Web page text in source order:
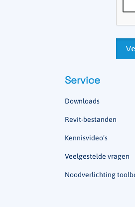
Service
Downloads
Revit-bestanden
Kennisvideo’s
Veelgestelde vragen
Noodverlichting